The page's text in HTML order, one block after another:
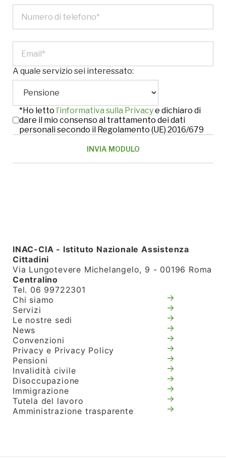
A quale servizio sei interessato:
*Ho letto l’informativa sulla Privacye dichiaro di
dare il mio consenso al trattamento dei dati
personali secondo il Regolamento (UE) 2016/679
INAC-CIA - Istituto Nazionale Assistenza
Cittadini
Via Lungotevere Michelangelo, 9 - 00196 Roma
Centralino
Tel. 06 99722301
Chi siamo
Servizi
Le nostre sedi
News
Convenzioni
Privacy e Privacy Policy
Pensioni
Invalidità civile
Disoccupazione
Immigrazione
Tutela del lavoro
Amministrazione trasparente